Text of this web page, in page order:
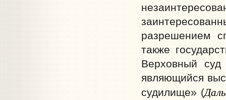
разрешением
также
Верховный суд
являющийся
судилище» (Даль